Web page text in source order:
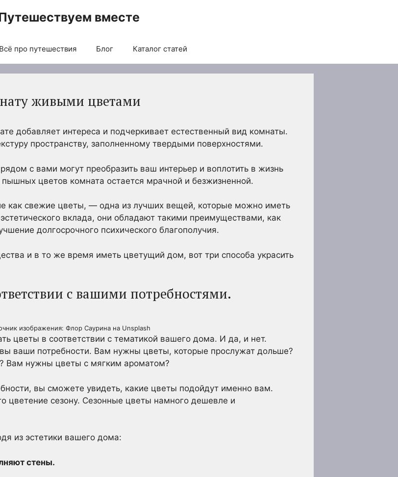
вместе
Всё про путешествия Блог Каталог статей
живыми цветами
добавляет интереса и подчеркивает естественный вид комнаты.
пространству, заполненному твердыми поверхностями.
с вами могут преобразить ваш интерьер и воплотить в жизнь
цветов комната остается мрачной и безжизненной.
как свежие цветы, — одна из лучших вещей, которые можно иметь
вклада, они обладают такими преимуществами, как
долгосрочного психического благополучия.
и в то же время иметь цветущий дом, вот три способа украсить
с вашими потребностями.
изображения: Флор Саурина на Unsplash
цветы в соответствии с тематикой вашего дома. И да, и нет.
ваши потребности. Вам нужны цветы, которые прослужат дольше?
Вам нужны цветы с мягким ароматом?
вы сможете увидеть, какие цветы подойдут именно вам.
цветение сезону. Сезонные цветы намного дешевле и
из эстетики вашего дома:
стены.